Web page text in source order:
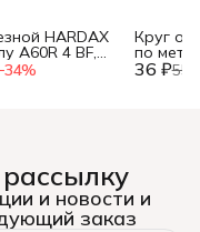
34%
HARDAX
A60R 4 BF,
22 мм, (шт.) 36 ₽55
Круг
по
125 х
и новости и
заказ